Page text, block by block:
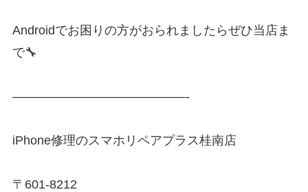
Androidでお困りの方がおられましたらぜひ当店ま
で🔧
——————————————-
iPhone修理のスマホリペアプラス桂南店
〒601-8212